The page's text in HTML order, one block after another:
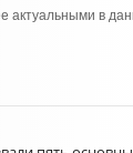
актуальными в